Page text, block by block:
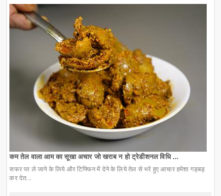
कम तेल वाला आम का सूखा अचार जो खराब न हो ट्रेडीशनल विधि ...
सफर पर ले जाने के लिये और टिफ्फिन में देने के लिये तेल से भरे हुए आचार हमेशा गड़बड़
कर देत...